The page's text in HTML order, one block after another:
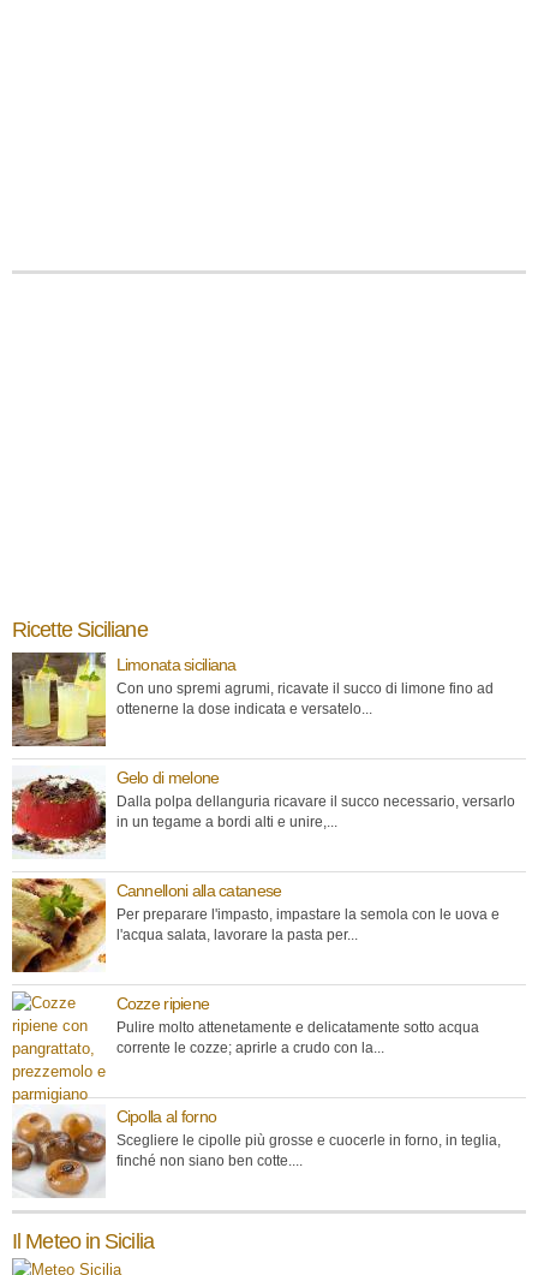
Ricette Siciliane
Limonata siciliana
Con uno spremi agrumi, ricavate il succo di limone fino ad
ottenerne la dose indicata e versatelo...
Gelo di melone
Dalla polpa dellanguria ricavare il succo necessario, versarlo
in un tegame a bordi alti e unire,...
Cannelloni alla catanese
Per preparare l'impasto, impastare la semola con le uova e
l'acqua salata, lavorare la pasta per...
Cozze ripiene
Pulire molto attenetamente e delicatamente sotto acqua
corrente le cozze; aprirle a crudo con la...
Cipolla al forno
Scegliere le cipolle più grosse e cuocerle in forno, in teglia,
finché non siano ben cotte....
Il Meteo in Sicilia